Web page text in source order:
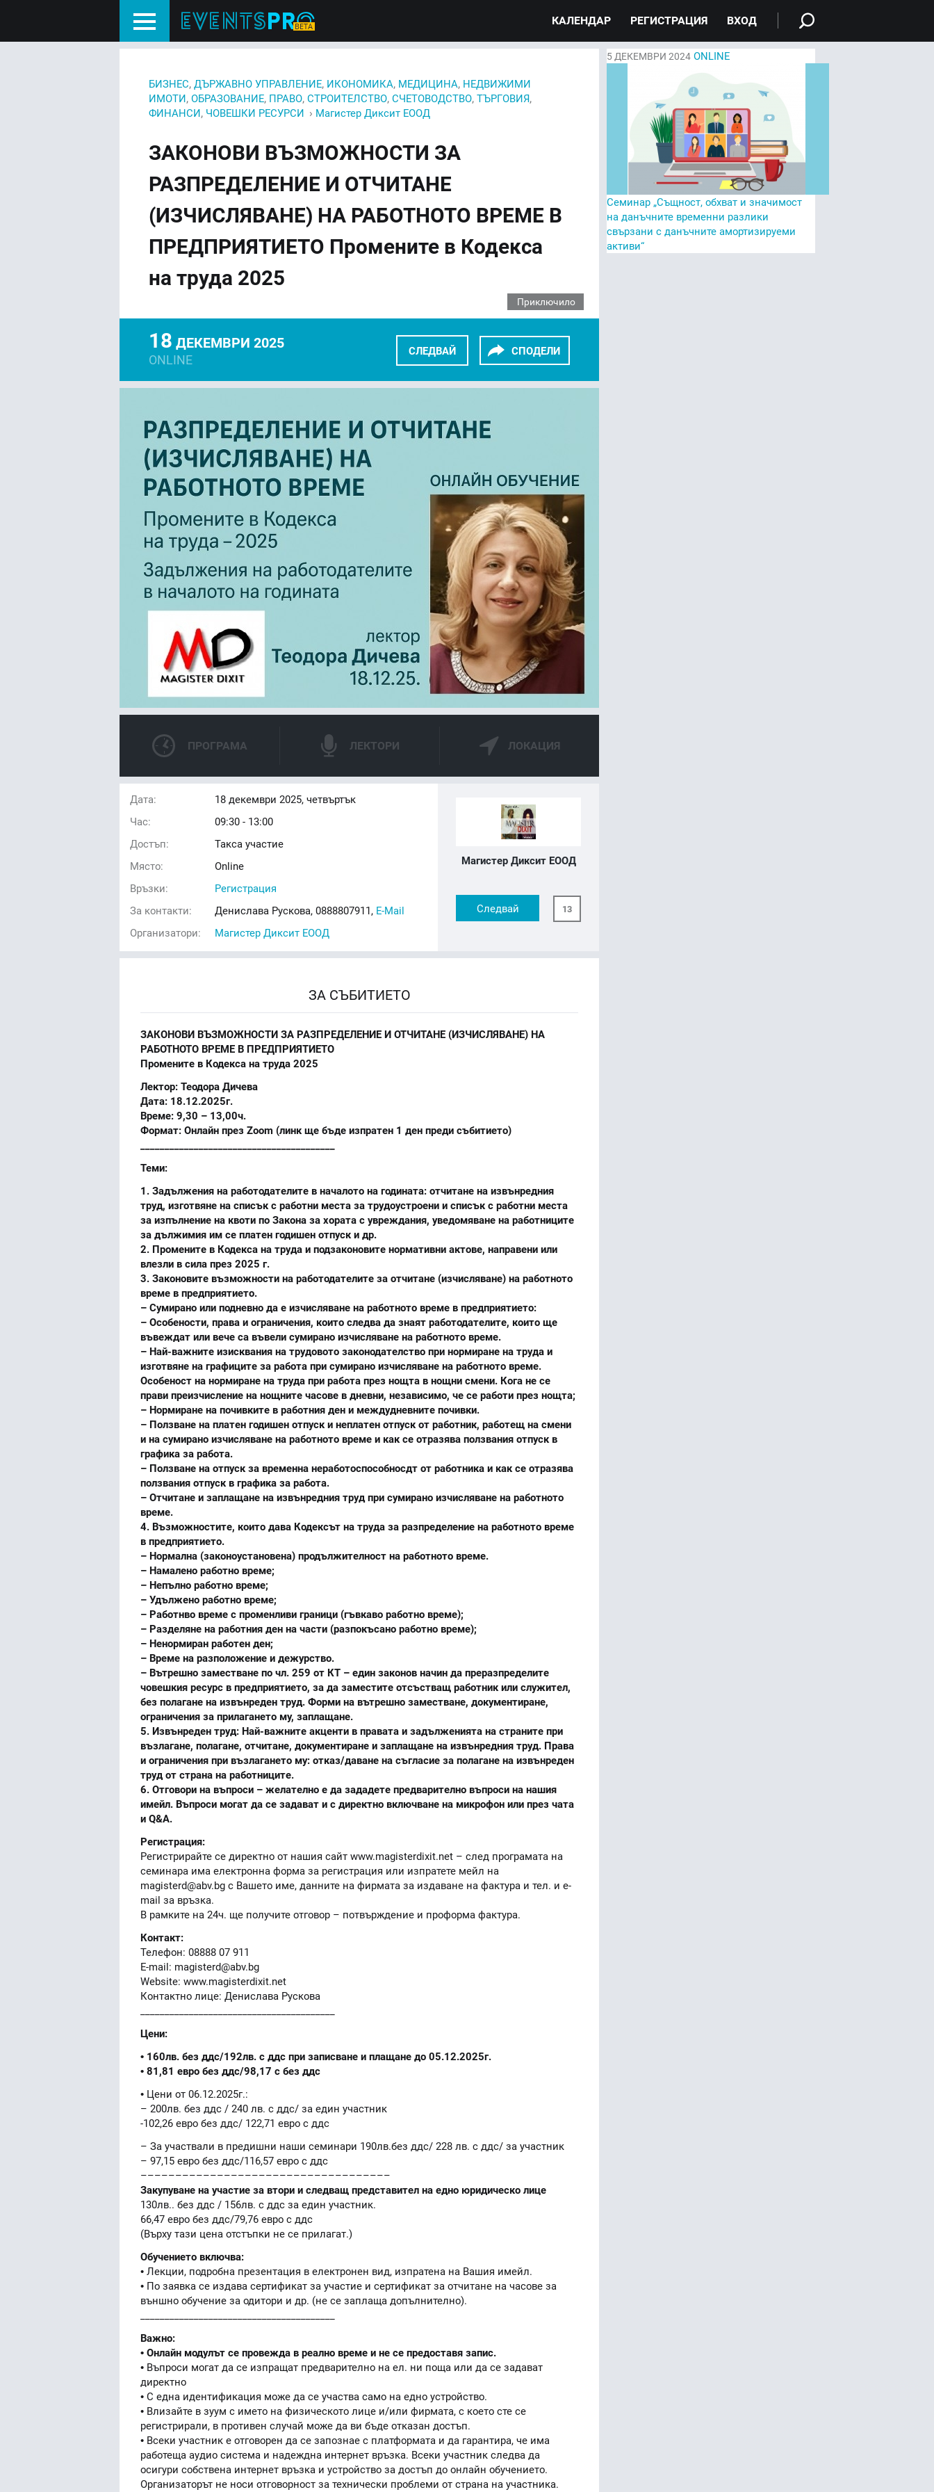
КАЛЕНДАР РЕГИСТРАЦИЯ ВХОД
БИЗНЕС, ДЪРЖАВНО УПРАВЛЕНИЕ, ИКОНОМИКА, МЕДИЦИНА, НЕДВИЖИМИ
ИМОТИ, ОБРАЗОВАНИЕ, ПРАВО, СТРОИТЕЛСТВО, СЧЕТОВОДСТВО, ТЪРГОВИЯ,
ФИНАНСИ, ЧОВЕШКИ РЕСУРСИ › Магистер Диксит ЕООД
ЗАКОНОВИ ВЪЗМОЖНОСТИ ЗА
РАЗПРЕДЕЛЕНИЕ И ОТЧИТАНЕ
(ИЗЧИСЛЯВАНЕ) НА РАБОТНОТО ВРЕМЕ В
ПРЕДПРИЯТИЕТО Промените в Кодекса
на труда 2025
Приключило
СЛЕДВАЙ СПОДЕЛИ
18 ДЕКЕМВРИ 2025
ONLINE
ПРОГРАМА ЛЕКТОРИ ЛОКАЦИЯ
Дата: 18 декември 2025, четвъртък
Час:
09:30 - 13:00
Достъп:
Такса участие
Място:
Online
Връзки:
Регистрация
За контакти:
Денислава Рускова, 0888807911, E-Mail
Организатори:
Магистер Диксит ЕООД
Магистер Диксит ЕООД
Следвай 13
ЗА СЪБИТИЕТО
ЗАКОНОВИ ВЪЗМОЖНОСТИ ЗА РАЗПРЕДЕЛЕНИЕ И ОТЧИТАНЕ (ИЗЧИСЛЯВАНЕ) НА
РАБОТНОТО ВРЕМЕ В ПРЕДПРИЯТИЕТО
Промените в Кодекса на труда 2025
Лектор: Теодора Дичева
Дата: 18.12.2025г.
Време: 9,30 – 13,00ч.
Формат: Онлайн през Zoom (линк ще бъде изпратен 1 ден преди събитието)
Теми:
1. Задължения на работодателите в началото на годината: отчитане на извънредния
труд, изготвяне на списък с работни места за трудоустроени и списък с работни места
за изпълнение на квоти по Закона за хората с увреждания, уведомяване на работниците
за дължимия им се платен годишен отпуск и др.
2. Промените в Кодекса на труда и подзаконовите нормативни актове, направени или
влезли в сила през 2025 г.
3. Законовите възможности на работодателите за отчитане (изчисляване) на работното
време в предприятието.
– Сумирано или подневно да е изчисляване на работното време в предприятието:
– Особености, права и ограничения, които следва да знаят работодателите, които ще
въвеждат или вече са въвели сумирано изчисляване на работното време.
– Най-важните изисквания на трудовото законодателство при нормиране на труда и
изготвяне на графиците за работа при сумирано изчисляване на работното време.
Особеност на нормиране на труда при работа през нощта в нощни смени. Кога не се
прави преизчисление на нощните часове в дневни, независимо, че се работи през нощта;
– Нормиране на почивките в работния ден и междудневните почивки.
– Ползване на платен годишен отпуск и неплатен отпуск от работник, работещ на смени
и на сумирано изчисляване на работното време и как се отразява ползвания отпуск в
графика за работа.
– Ползване на отпуск за временна неработоспособносдт от работника и как се отразява
ползвания отпуск в графика за работа.
– Отчитане и заплащане на извънредния труд при сумирано изчисляване на работното
време.
4. Възможностите, които дава Кодексът на труда за разпределение на работното време
в предприятието.
– Нормална (законоустановена) продължителност на работното време.
– Намалено работно време;
– Непълно работно време;
– Удължено работно време;
– Работнво време с променливи граници (гъвкаво работно време);
– Разделяне на работния ден на части (разпокъсано работно време);
– Ненормиран работен ден;
– Време на разположение и дежурство.
– Вътрешно заместване по чл. 259 от КТ – един законов начин да преразпределите
човешкия ресурс в предприятието, за да заместите отсъстващ работник или служител,
без полагане на извънреден труд. Форми на вътрешно заместване, документиране,
ограничения за прилагането му, заплащане.
5. Извънреден труд: Най-важните акценти в правата и задълженията на страните при
възлагане, полагане, отчитане, документиране и заплащане на извънредния труд. Права
и ограничения при възлагането му: отказ/даване на съгласие за полагане на извънреден
труд от страна на работниците.
6. Отговори на въпроси – желателно е да зададете предварително въпроси на нашия
имейл. Въпроси могат да се задават и с директно включване на микрофон или през чата
и Q&A.
Регистрация:
Регистрирайте се директно от нашия сайт www.magisterdixit.net – след програмата на
семинара има електронна форма за регистрация или изпратете мейл на
magisterd@abv.bg с Вашето име, данните на фирмата за издаване на фактура и тел. и e-
mail за връзка.
В рамките на 24ч. ще получите отговор – потвърждение и проформа фактура.
Контакт:
Телефон: 08888 07 911
E-mail: magisterd@abv.bg
Website: www.magisterdixit.net
Контактно лице: Денислава Рускова
Цени:
• 160лв. без ддс/192лв. с ддс при записване и плащане до 05.12.2025г.
• 81,81 евро без ддс/98,17 с без ддс
• Цени от 06.12.2025г.:
– 200лв. без ддс / 240 лв. с ддс/ за един участник
-102,26 евро без ддс/ 122,71 евро с ддс
– За участвали в предишни наши семинари 190лв.без ддс/ 228 лв. с ддс/ за участник
– 97,15 евро без ддс/116,57 евро с ддс
––––––––––––––––––––––––––––––––––––
Закупуване на участие за втори и следващ представител на едно юридическо лице
130лв.. без ддс / 156лв. с ддс за един участник.
66,47 евро без ддс/79,76 евро с ддс
(Върху тази цена отстъпки не се прилагат.)
Обучението включва:
• Лекции, подробна презентация в електронен вид, изпратена на Вашия имейл.
• По заявка се издава сертификат за участие и сертификат за отчитане на часове за
външно обучение за одитори и др. (не се заплаща допълнително).
Важно:
• Онлайн модулът се провежда в реално време и не се предоставя запис.
• Въпроси могат да се изпращат предварително на ел. ни поща или да се задават
директно
• С една идентификация може да се участва само на едно устройство.
• Влизайте в зуум с името на физическото лице и/или фирмата, с което сте се
регистрирали, в противен случай може да ви бъде отказан достъп.
• Всеки участник е отговорен да се запознае с платформата и да гарантира, че има
работеща аудио система и надеждна интернет връзка. Всеки участник следва да
осигури собствена интернет връзка и устройство за достъп до онлайн обучението.
Организаторът не носи отговорност за технически проблеми от страна на участника.
5ДЕКЕМВРИ 2024 ONLINE
Семинар „Същност, обхват и значимост
на данъчните временни разлики
свързани с данъчните амортизируеми
активи“